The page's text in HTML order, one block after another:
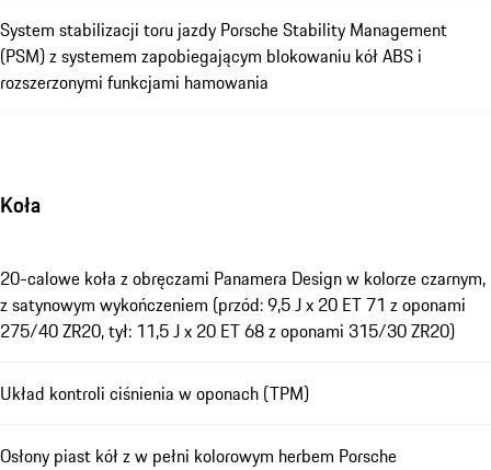
System stabilizacji toru jazdy Porsche Stability Management
(PSM) z systemem zapobiegającym blokowaniu kół ABS i
rozszerzonymi funkcjami hamowania
Koła
20-calowe koła z obręczami Panamera Design w kolorze czarnym,
z satynowym wykończeniem (przód: 9,5 J x 20 ET 71 z oponami
275/40 ZR20, tył: 11,5 J x 20 ET 68 z oponami 315/30 ZR20)
Układ kontroli ciśnienia w oponach (TPM)
Osłony piast kół z w pełni kolorowym herbem Porsche